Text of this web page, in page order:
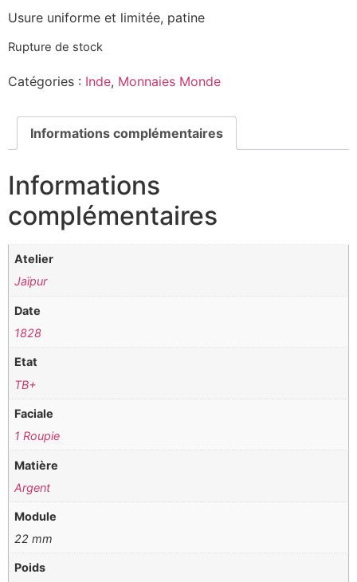
Usure uniforme et limitée, patine
Rupture de stock
Catégories : Inde, Monnaies Monde
Informations complémentaires
Informations
complémentaires
Atelier
Jaïpur
Date
1828
Etat
TB+
Faciale
1 Roupie
Matière
Argent
Module
22 mm
Poids